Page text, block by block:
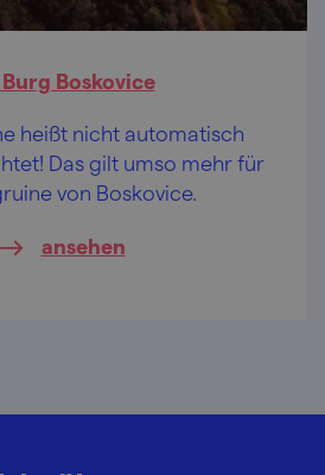
Boskovice
heißt nicht automatisch
Das gilt umso mehr für
von Boskovice.
ansehen